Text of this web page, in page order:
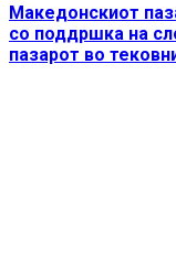
Македонскиот
со поддршка на
пазарот во